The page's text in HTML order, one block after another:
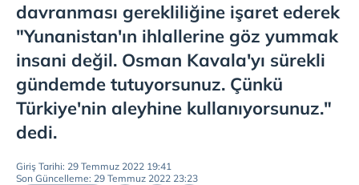
davranması gerekliliğine işaret ederek
"Yunanistan'ın ihlallerine göz yummak
insani değil. Osman Kavala'yı sürekli
gündemde tutuyorsunuz. Çünkü
Türkiye'nin aleyhine kullanıyorsunuz."
dedi.
Giriş Tarihi: 29 Temmuz 2022 19:41
Son Güncelleme: 29 Temmuz 2022 23:23